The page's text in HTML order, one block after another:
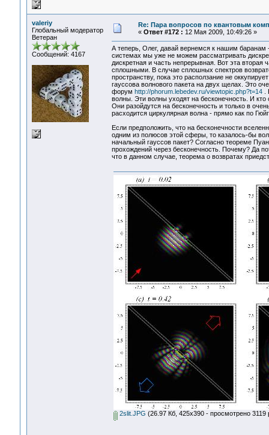
valeriy
Глобальный модератор
Ветеран
Сообщений: 4167
Re: Пара вопросов по квантовым
« Ответ #172 : 12 Мая 2009, 10:49:26 »
А теперь, Олег, давай вернемся к нашим баранам
системах мы уже не можем рассматривать
дискретная и часть непрерывная. Вот эта
сплошными. В случае сплошных спектров
пространству, пока это расползание не
гауссова волнового пакета на двух щелах. Это
форум http://phorum.lebedev.ru/viewtopic.php?t=14.
волны. Эти волны уходят на бесконечность. И кто
Они разойдутся на бесконечность и только в
расходится циркулярная волна - прямо как по
Если предположить, что на бесконечности
одним из полюсов этой сферы, то казалось-бы
начальный гауссов пакет? Согласно теореме
прохождений через бесконечность. Почему? Да
что в данном случае, теорема о возвратах
2slit.JPG (26.97 Кб, 425x390 - просмотрено 3119